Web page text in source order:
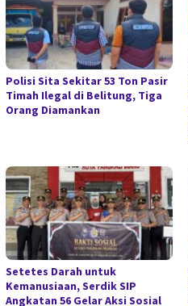
Polisi Sita Sekitar 53 Ton Pasir
Timah Ilegal di Belitung, Tiga
Orang Diamankan
Setetes Darah untuk
Kemanusiaan, Serdik SIP
Angkatan 56 Gelar Aksi Sosial